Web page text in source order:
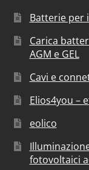
Batterie per
Carica
AGM e GEL
Cavi e
Elios4you –
eolico
fotovoltaici